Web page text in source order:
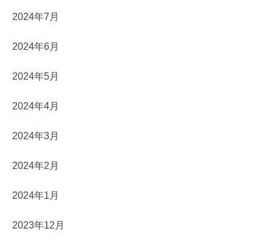
2024年7月
2024年6月
2024年5月
2024年4月
2024年3月
2024年2月
2024年1月
2023年12月